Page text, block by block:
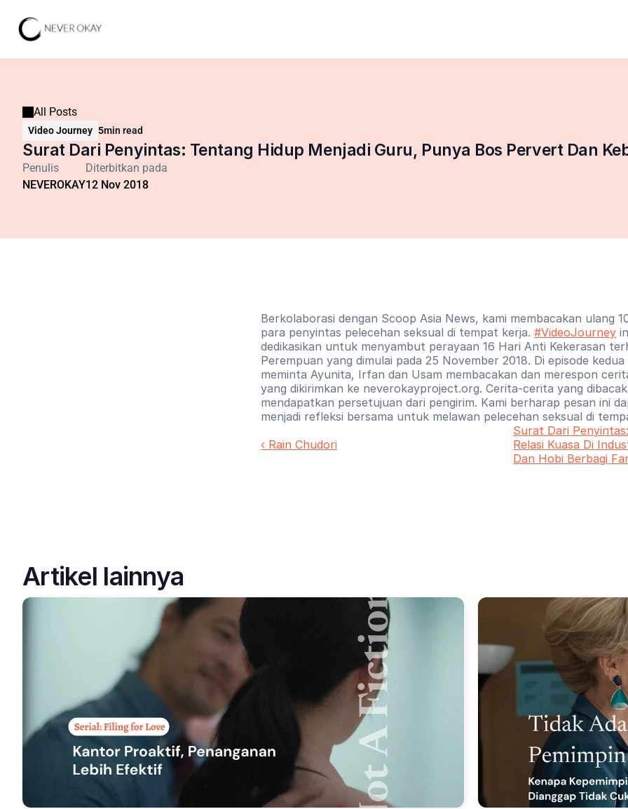
All Posts
Video Journey 5min read
Surat Dari Penyintas: Tentang Hidup Menjadi Guru, Punya Bos Pervert Dan
Penulis
NEVEROKAY
Diterbitkan pada
12 Nov 2018
Berkolaborasi dengan Scoop Asia News, kami membacakan ulang
para penyintas pelecehan seksual di tempat kerja. #VideoJourney
dedikasikan untuk menyambut perayaan 16 Hari Anti Kekerasan
Perempuan yang dimulai pada 25 November 2018. Di episode kedua
meminta Ayunita, Irfan dan Usam membacakan dan merespon
yang dikirimkan ke neverokayproject.org. Cerita-cerita yang
mendapatkan persetujuan dari pengirim. Kami berharap pesan ini
menjadi refleksi bersama untuk melawan pelecehan seksual di
‹ Rain Chudori
Surat Dari
Relasi Kuasa Di
Dan Hobi Berbagi
Artikel lainnya